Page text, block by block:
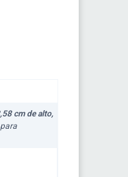
cm de alto,